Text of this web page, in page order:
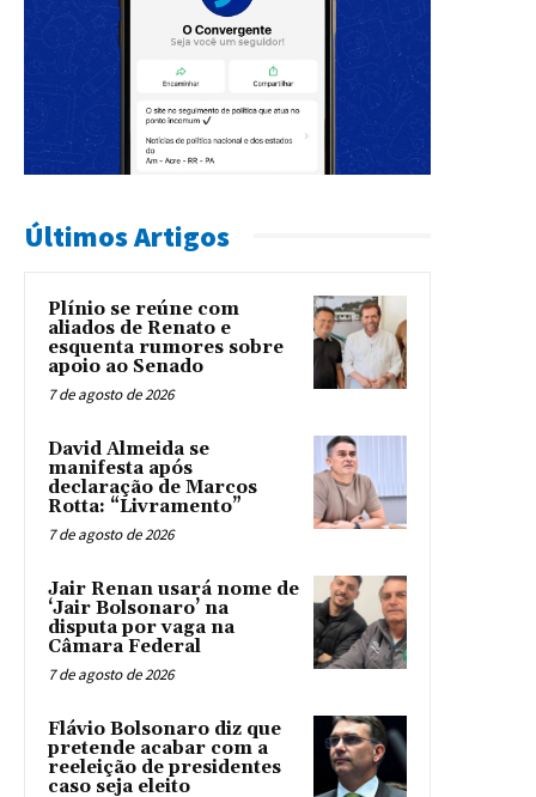
Últimos Artigos
Plínio se reúne com
aliados de Renato e
esquenta rumores sobre
apoio ao Senado
7 de agosto de 2026
David Almeida se
manifesta após
declaração de Marcos
Rotta: “Livramento”
7 de agosto de 2026
Jair Renan usará nome de
‘Jair Bolsonaro’ na
disputa por vaga na
Câmara Federal
7 de agosto de 2026
Flávio Bolsonaro diz que
pretende acabar com a
reeleição de presidentes
caso seja eleito